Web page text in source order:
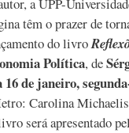
a UPP-
têm o prazer de
do livro
Política, de
16 de janeiro,
Carolina
será apresentado